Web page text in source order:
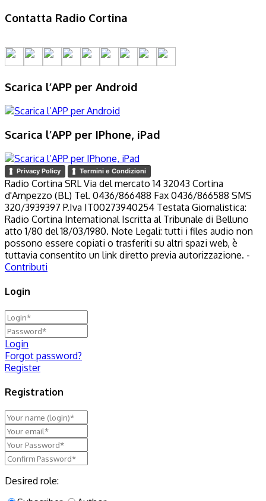
Contatta Radio Cortina
Scarica l’APP per Android
Scarica l’APP per IPhone, iPad
Privacy Policy Termini e Condizioni
Radio Cortina SRL Via del mercato 14 32043 Cortina
d'Ampezzo (BL) Tel. 0436/866488 Fax 0436/866588 SMS
320/3939397 P.Iva IT00273940254 Testata Giornalistica:
Radio Cortina International Iscritta al Tribunale di Belluno
atto 1/80 del 18/03/1980. Note Legali: tutti i files audio non
possono essere copiati o trasferiti su altri spazi web, è
tuttavia consentito un link diretto previa autorizzazione. -
Contributi
Login
Login
Forgot password?
Register
Registration
Desired role: